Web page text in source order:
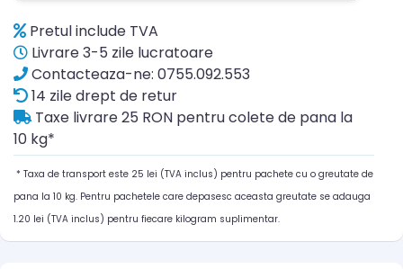
Pretul include TVA
Livrare 3-5 zile lucratoare
Contacteaza-ne: 0755.092.553
14 zile drept de retur
Taxe livrare 25 RON pentru colete de pana la
10 kg*
* Taxa de transport este 25 lei (TVA inclus) pentru pachete cu o greutate de
pana la 10 kg. Pentru pachetele care depasesc aceasta greutate se adauga
1.20 lei (TVA inclus) pentru fiecare kilogram suplimentar.